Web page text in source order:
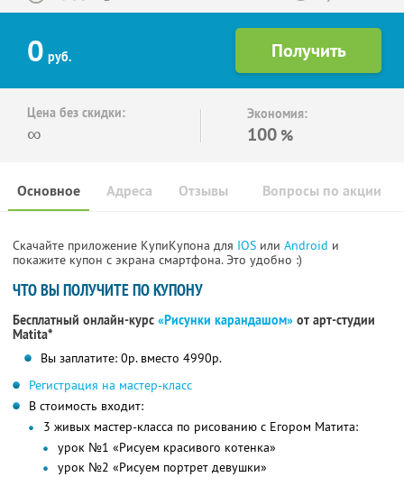
0 руб.
Цена без скидки:
∞
Экономия:
100 %
Основное Отзывы Вопросы по акции
Адреса
Скачайте приложение КупиКупона для IOS или Android и
покажите купон с экрана смартфона. Это удобно :)
ЧТО ВЫ ПОЛУЧИТЕ ПО КУПОНУ
Бесплатный онлайн-курс «Рисунки карандашом» от арт-студии
Matita*
Вы заплатите: 0р. вместо 4990р.
Регистрация на мастер-класс
В стоимость входит:
3 живых мастер-класса по рисованию с Егором Матита:
урок №1 «Рисуем красивого котенка»
урок №2 «Рисуем портрет девушки»